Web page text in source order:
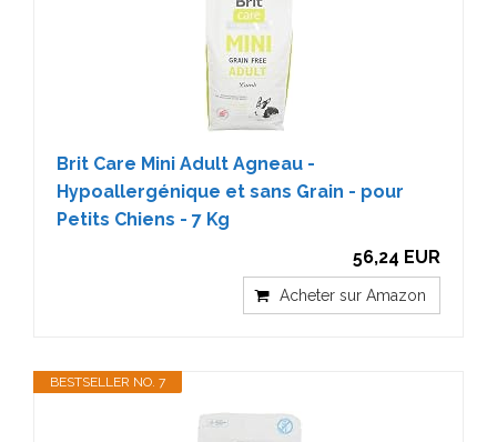
Brit Care Mini Adult Agneau -
Hypoallergénique et sans Grain - pour
Petits Chiens - 7 Kg
56,24 EUR
Acheter sur Amazon
BESTSELLER NO. 7